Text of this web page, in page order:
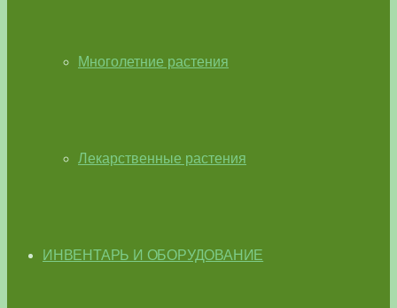
Многолетние растения
Лекарственные растения
ИНВЕНТАРЬ И ОБОРУДОВАНИЕ